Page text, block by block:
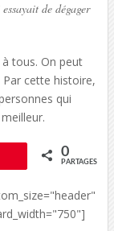
de dégager
tous. On peut
cette histoire,
qui
0
PARTAGES